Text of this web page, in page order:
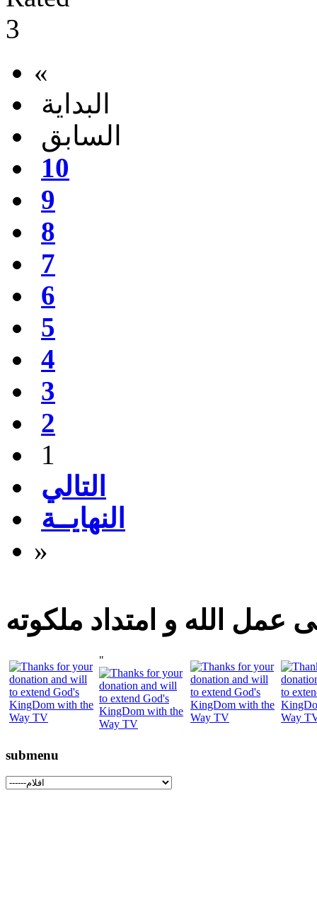
«
البداية
السابق
10
9
8
7
6
5
4
3
2
1
التالي
النهايــة
»
عمل الله و امتداد ملكوته
"
submenu